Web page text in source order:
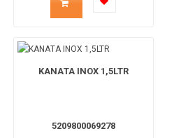
προϊόντος
5209800069278
ΚΑΝΑΤΑ INOX 1,5LTR